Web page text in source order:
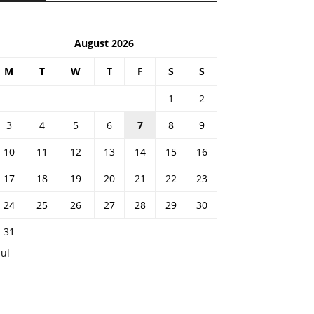
August 2026
M T W T F S S
1
2
3
4 5 6 7 8
9
10
11 12 13 14 15
16
17
18 19 20 21 22
23
24
25 26 27 28 29
30
31